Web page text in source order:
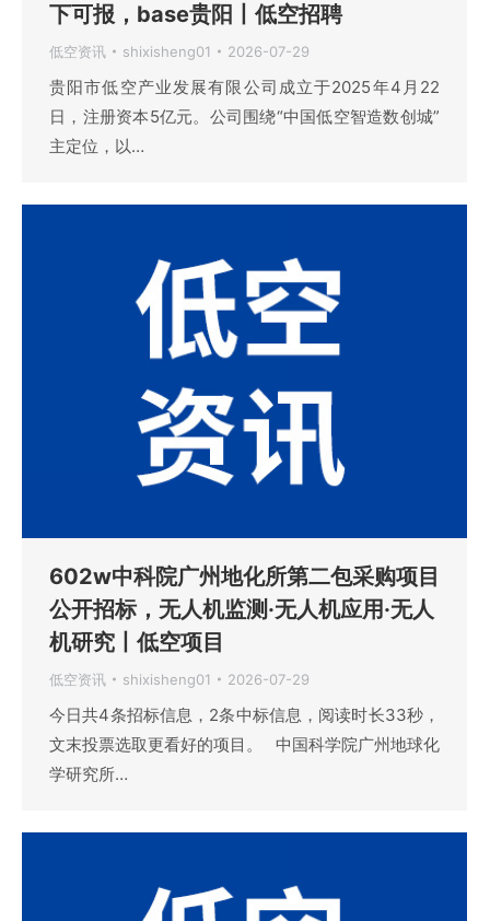
下可报，base贵阳丨低空招聘
低空资讯 shixisheng01 2026-07-29
贵阳市低空产业发展有限公司成立于2025年4月22
日，注册资本5亿元。公司围绕“中国低空智造数创城”
主定位，以…
602w中科院广州地化所第二包采购项目
公开招标，无人机监测·无人机应用·无人
机研究丨低空项目
低空资讯 shixisheng01 2026-07-29
今日共4条招标信息，2条中标信息，阅读时长33秒，
文末投票选取更看好的项目。 中国科学院广州地球化
学研究所…